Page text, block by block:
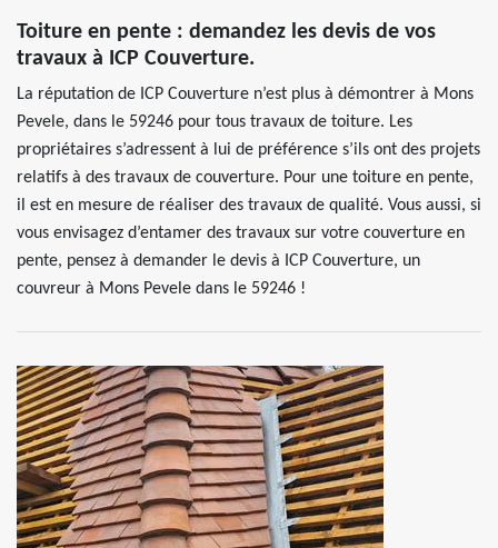
Toiture en pente : demandez les devis de vos
travaux à ICP Couverture.
La réputation de ICP Couverture n’est plus à démontrer à Mons
Pevele, dans le 59246 pour tous travaux de toiture. Les
propriétaires s’adressent à lui de préférence s’ils ont des projets
relatifs à des travaux de couverture. Pour une toiture en pente,
il est en mesure de réaliser des travaux de qualité. Vous aussi, si
vous envisagez d’entamer des travaux sur votre couverture en
pente, pensez à demander le devis à ICP Couverture, un
couvreur à Mons Pevele dans le 59246 !